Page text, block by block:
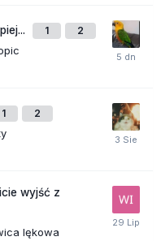
1 2
1 2
wyjść z
lękowa